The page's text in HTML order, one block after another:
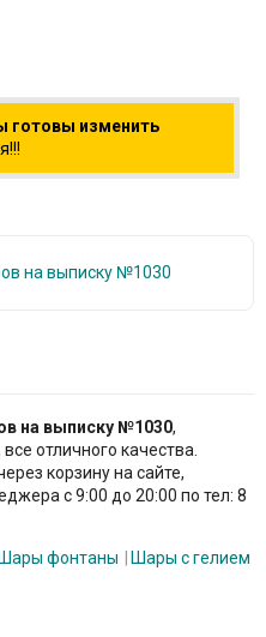
готовы изменить
на выписку №1030,
отличного качества.
корзину на сайте,
с 9:00 до 20:00 по тел: 8
Шары фонтаны Шары с гелием